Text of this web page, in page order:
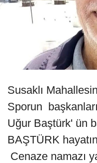
Susaklı
Sporun
Uğur Baştürk' ün
BAŞTÜRK
Cenaze namazı